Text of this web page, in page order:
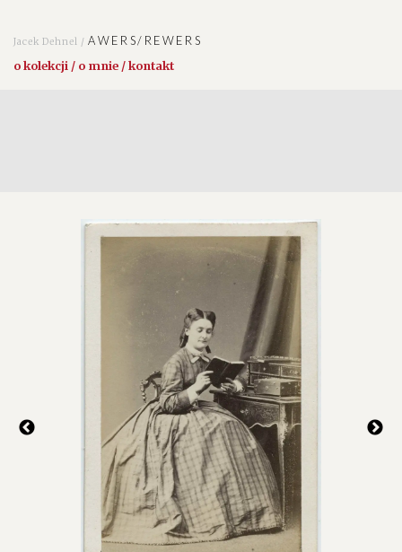
Jacek Dehnel /AWERS/REWERS
o kolekcji / o mnie / kontakt